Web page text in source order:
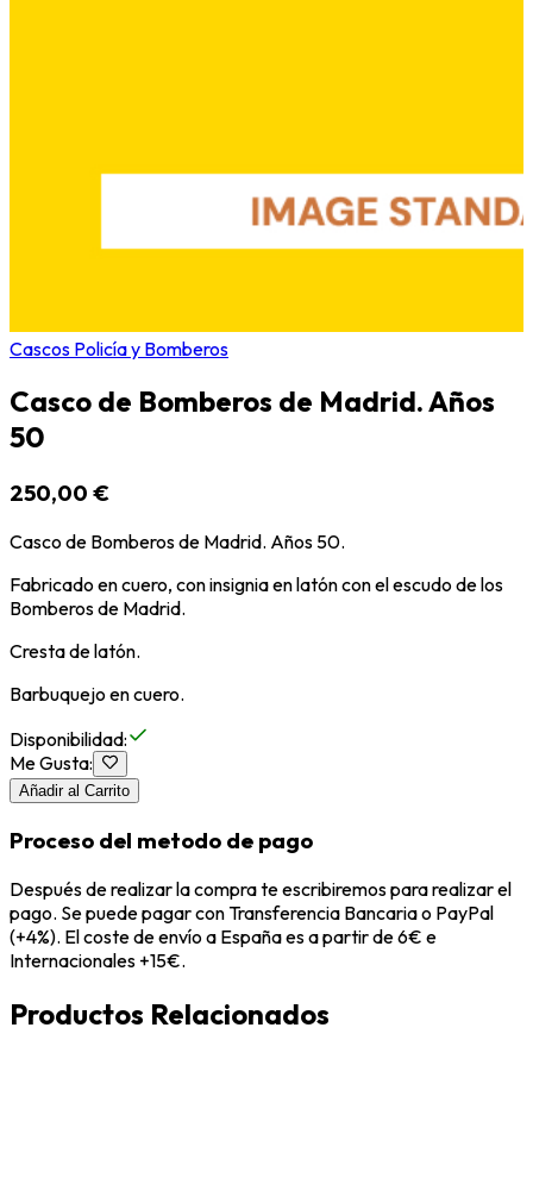
Cascos Policía y Bomberos
Casco de Bomberos de Madrid. Años
50
250,00 €
Casco de Bomberos de Madrid. Años 50.
Fabricado en cuero, con insignia en latón con el escudo de los
Bomberos de Madrid.
Cresta de latón.
Barbuquejo en cuero.
Disponibilidad:
Me Gusta:
Añadir al Carrito
Proceso del metodo de pago
Después de realizar la compra te escribiremos para realizar el
pago. Se puede pagar con Transferencia Bancaria o PayPal
(+4%). El coste de envío a España es a partir de 6€ e
Internacionales +15€.
Productos Relacionados